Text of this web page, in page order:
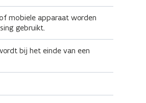
mobiele apparaat worden
gebruikt.
bij het einde van een